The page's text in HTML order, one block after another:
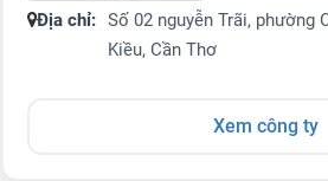
Địa chỉ: Số 02 nguyễn Trãi, phường
Kiều, Cần Thơ
Xem công ty